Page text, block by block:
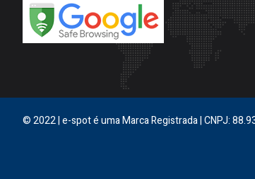
© 2022 | e-spot é uma Marca Registrada | CNPJ: